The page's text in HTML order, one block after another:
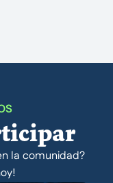
la comunidad?